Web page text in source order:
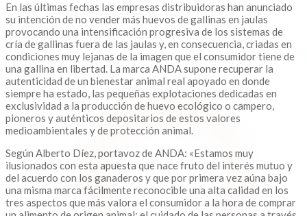
En las últimas fechas las empresas distribuidoras han anunciado
su intención de no vender más huevos de gallinas en jaulas
provocando una intensificación progresiva de los sistemas de
cría de gallinas fuera de las jaulas y, en consecuencia, criadas en
condiciones muy lejanas de la imagen que el consumidor tiene de
una gallina en libertad. La marca ANDA supone recuperar la
autenticidad de un bienestar animal real apoyado en donde
siempre ha estado, las pequeñas explotaciones dedicadas en
exclusividad a la producción de huevo ecológico o campero,
pioneros y auténticos depositarios de estos valores
medioambientales y de protección animal.
Según Alberto Díez, portavoz de ANDA: «Estamos muy
ilusionados con esta apuesta que nace fruto del interés mutuo y
del acuerdo con los ganaderos y que por primera vez aúna bajo
una misma marca fácilmente reconocible una alta calidad en los
tres aspectos que más valora el consumidor a la hora de comprar